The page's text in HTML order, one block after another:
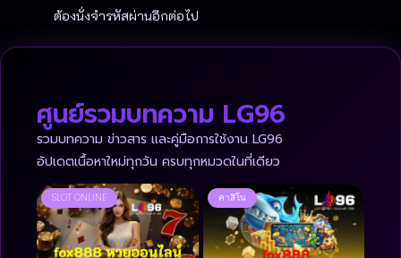
ต้องนั่งจำรหัสผ่านอีกต่อไป
ศูนย์รวมบทความ LG96
รวมบทความ ข่าวสาร และคู่มือการใช้งาน LG96
อัปเดตเนื้อหาใหม่ทุกวัน ครบทุกหมวดในที่เดียว
SLOT ONLINE คาสิโน